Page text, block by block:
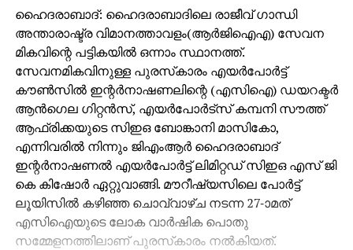
ഹൈദരാബാദ്: ഹൈദരാബാദിലെ രാജീവ് ഗാന്ധി
അന്താരാഷ്ട്ര വിമാനത്താവളം(ആര്‍ജിഐഎ) സേവന
മികവിന്റെ പട്ടികയില്‍ ഒന്നാം സ്ഥാനത്ത്.
സേവനമികവിനുള്ള പുരസ്‌കാരം എയര്‍പോര്‍ട്ട്
കൗണ്‍സില്‍ ഇന്റര്‍നാഷണലിന്റെ (എസിഐ) ഡയറക്ടര്‍
ആന്‍ഗെല ഗിറ്റന്‍സ്, എയര്‍പോര്‍ട്‌സ് കമ്പനി സൗത്ത്
ആഫ്രിക്കയുടെ സിഇഒ ബോങ്കാനി മാസികോ,
എന്നിവരില്‍ നിന്നും ജിഎംആര്‍ ഹൈദരാബാദ്
ഇന്റര്‍നാഷണല്‍ എയര്‍പോര്‍ട്ട് ലിമിറ്റഡ് സിഇഒ എസ് ജി
കെ കിഷോര്‍ ഏറ്റുവാങ്ങി. മൗറീഷ്യസിലെ പോര്‍ട്ട്
ലൂയിസില്‍ കഴിഞ്ഞ ചൊവ്വാഴ്ച നടന്ന 27-ാമത്
എസിഐയുടെ ലോക വാര്‍ഷിക പൊതു
സമ്മേളനത്തിലാണ് പുരസ്‌കാരം നല്‍കിയത്.